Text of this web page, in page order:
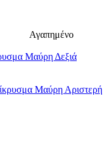
Αγαπημένο
Μαύρη Δεξιά